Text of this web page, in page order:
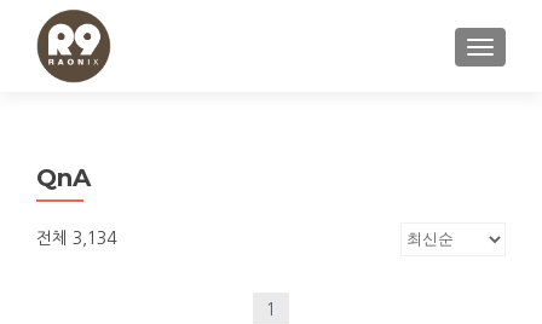
내비게
QnA
전체 3,134
1